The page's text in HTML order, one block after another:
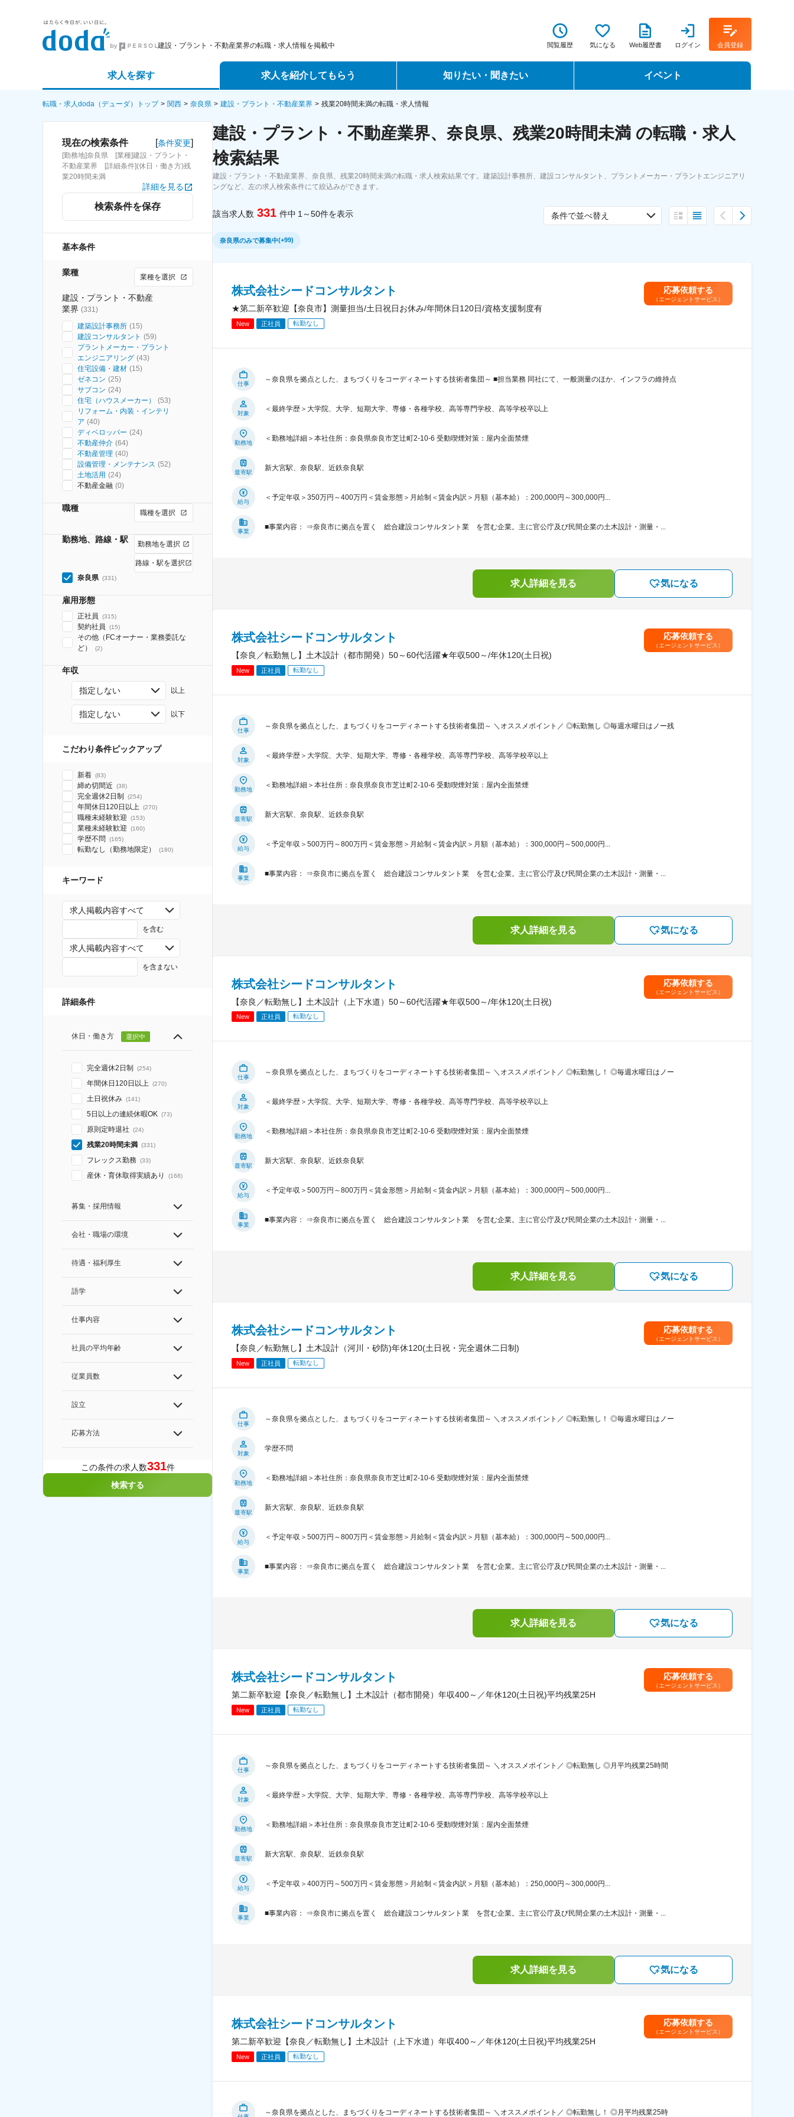
建設・プラント・不動産業界の転職・求人情報を掲載中 閲覧履歴 気になる Web履歴書 ログイン 会員登録
求人を探す
詳細条件から探す
求人特集から探す
求人を紹介してもらう
エージェントサービス
スカウトサービス
パートナーエージェントサービス
知りたい・聞きたい
転職ノウハウ
データで見る転職
イベント
転職フェア
転職・求人doda（デューダ）トップ 関西 奈良県 建設・プラント・不動産業界 残業20時間未満の転職・求人情報
現在の検索条件 [条件変更]
[勤務地]奈良県 [業種]建設・プラント・
不動産業界 [詳細条件](休日・働き方)残
業20時間未満
詳細を見る
検索条件を保存
基本条件
業種 業種を選択
建設・プラント・不動産
業界 (331)
建築設計事務所 (15)
建設コンサルタント (59)
プラントメーカー・プラント
エンジニアリング (43)
住宅設備・建材 (15)
ゼネコン (25)
サブコン (24)
住宅（ハウスメーカー）
(53)
リフォーム・内装・インテリ
ア (40)
ディベロッパー (24)
不動産仲介 (64)
不動産管理 (40)
設備管理・メンテナンス (52)
土地活用 (24)
不動産金融 (0)
職種 職種を選択
勤務地、路線・駅 勤務地を選択
路線・駅を選択
奈良県 (331)
雇用形態
正社員 (315)
契約社員 (15)
その他（FCオーナー・業務委託な
ど）
(2)
年収
指定しない 以上
指定しない 以下
こだわり条件ピックアップ
新着 (83)
締め切間近 (38)
完全週休2日制 (254)
年間休日120日以上 (270)
職種未経験歓迎 (153)
業種未経験歓迎 (160)
学歴不問 (165)
転勤なし（勤務地限定） (180)
キーワード
求人掲載内容すべて
を含む
求人掲載内容すべて
を含まない
詳細条件
休日・働き方 選択中
完全週休2日制 (254)
年間休日120日以上 (270)
土日祝休み (141)
5日以上の連続休暇OK (73)
原則定時退社 (24)
残業20時間未満 (331)
フレックス勤務 (33)
産休・育休取得実績あり (168)
募集・採用情報
会社・職場の環境
待遇・福利厚生
語学
仕事内容
社員の平均年齢
従業員数
設立
応募方法
この条件の求人数331件
検索する
建設・プラント・不動産業界、奈良県、残業20時間未満 の転職・求人
検索結果
建設・プラント・不動産業界、奈良県、残業20時間未満の転職・求人検索結果です。建築設計事務所、建設コンサルタント、プラントメーカー・プラントエンジニアリ
ングなど、左の求人検索条件にて絞込みができます。
該当求人数 331 件中 1～50件を表示 条件で並べ替え
奈良県のみで募集中(+99)
株式会社シードコンサルタント
★第二新卒歓迎【奈良市】測量担当/土日祝日お休み/年間休日120日/資格支援制度有
New 正社員 転勤なし
応募依頼する
（エージェントサービス）
仕事
～奈良県を拠点とした、まちづくりをコーディネートする技術者集団～ ■担当業務 同社にて、一般測量のほか、インフラの維持点
対象
＜最終学歴＞大学院、大学、短期大学、専修・各種学校、高等専門学校、高等学校卒以上
勤務地
＜勤務地詳細＞本社住所：奈良県奈良市芝辻町2-10-6 受動喫煙対策：屋内全面禁煙
最寄駅
新大宮駅、奈良駅、近鉄奈良駅
給与
＜予定年収＞350万円～400万円＜賃金形態＞月給制＜賃金内訳＞月額（基本給）：200,000円～300,000円...
事業
■事業内容： ⇒奈良市に拠点を置く 総合建設コンサルタント業 を営む企業。主に官公庁及び民間企業の土木設計・測量・...
求人詳細を見る 気になる
株式会社シードコンサルタント
【奈良／転勤無し】土木設計（都市開発）50～60代活躍★年収500～/年休120(土日祝)
New 正社員 転勤なし
応募依頼する
（エージェントサービス）
仕事
～奈良県を拠点とした、まちづくりをコーディネートする技術者集団～ ＼オススメポイント／ ◎転勤無し ◎毎週水曜日はノー残
対象
＜最終学歴＞大学院、大学、短期大学、専修・各種学校、高等専門学校、高等学校卒以上
勤務地
＜勤務地詳細＞本社住所：奈良県奈良市芝辻町2-10-6 受動喫煙対策：屋内全面禁煙
最寄駅
新大宮駅、奈良駅、近鉄奈良駅
給与
＜予定年収＞500万円～800万円＜賃金形態＞月給制＜賃金内訳＞月額（基本給）：300,000円～500,000円...
事業
■事業内容： ⇒奈良市に拠点を置く 総合建設コンサルタント業 を営む企業。主に官公庁及び民間企業の土木設計・測量・...
求人詳細を見る 気になる
株式会社シードコンサルタント
【奈良／転勤無し】土木設計（上下水道）50～60代活躍★年収500～/年休120(土日祝)
New 正社員 転勤なし
応募依頼する
（エージェントサービス）
仕事
～奈良県を拠点とした、まちづくりをコーディネートする技術者集団～ ＼オススメポイント／ ◎転勤無し！ ◎毎週水曜日はノー
対象
＜最終学歴＞大学院、大学、短期大学、専修・各種学校、高等専門学校、高等学校卒以上
勤務地
＜勤務地詳細＞本社住所：奈良県奈良市芝辻町2-10-6 受動喫煙対策：屋内全面禁煙
最寄駅
新大宮駅、奈良駅、近鉄奈良駅
給与
＜予定年収＞500万円～800万円＜賃金形態＞月給制＜賃金内訳＞月額（基本給）：300,000円～500,000円...
事業
■事業内容： ⇒奈良市に拠点を置く 総合建設コンサルタント業 を営む企業。主に官公庁及び民間企業の土木設計・測量・...
求人詳細を見る 気になる
株式会社シードコンサルタント
【奈良／転勤無し】土木設計（河川・砂防)年休120(土日祝・完全週休二日制)
New 正社員 転勤なし
応募依頼する
（エージェントサービス）
仕事
～奈良県を拠点とした、まちづくりをコーディネートする技術者集団～ ＼オススメポイント／ ◎転勤無し！ ◎毎週水曜日はノー
対象
学歴不問
勤務地
＜勤務地詳細＞本社住所：奈良県奈良市芝辻町2-10-6 受動喫煙対策：屋内全面禁煙
最寄駅
新大宮駅、奈良駅、近鉄奈良駅
給与
＜予定年収＞500万円～800万円＜賃金形態＞月給制＜賃金内訳＞月額（基本給）：300,000円～500,000円...
事業
■事業内容： ⇒奈良市に拠点を置く 総合建設コンサルタント業 を営む企業。主に官公庁及び民間企業の土木設計・測量・...
求人詳細を見る 気になる
株式会社シードコンサルタント
第二新卒歓迎【奈良／転勤無し】土木設計（都市開発）年収400～／年休120(土日祝)平均残業25H
New 正社員 転勤なし
応募依頼する
（エージェントサービス）
仕事
～奈良県を拠点とした、まちづくりをコーディネートする技術者集団～ ＼オススメポイント／ ◎転勤無し ◎月平均残業25時間
対象
＜最終学歴＞大学院、大学、短期大学、専修・各種学校、高等専門学校、高等学校卒以上
勤務地
＜勤務地詳細＞本社住所：奈良県奈良市芝辻町2-10-6 受動喫煙対策：屋内全面禁煙
最寄駅
新大宮駅、奈良駅、近鉄奈良駅
給与
＜予定年収＞400万円～500万円＜賃金形態＞月給制＜賃金内訳＞月額（基本給）：250,000円～300,000円...
事業
■事業内容： ⇒奈良市に拠点を置く 総合建設コンサルタント業 を営む企業。主に官公庁及び民間企業の土木設計・測量・...
求人詳細を見る 気になる
株式会社シードコンサルタント
第二新卒歓迎【奈良／転勤無し】土木設計（上下水道）年収400～／年休120(土日祝)平均残業25H
New 正社員 転勤なし
応募依頼する
（エージェントサービス）
～奈良県を拠点とした、まちづくりをコーディネートする技術者集団～ ＼オススメポイント／ ◎転勤無し！ ◎月平均残業25時